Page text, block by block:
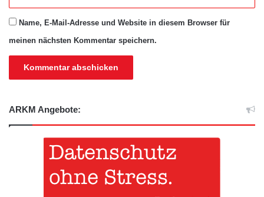
Name, E-Mail-Adresse und Website in diesem Browser für
meinen nächsten Kommentar speichern.
ARKM Angebote: